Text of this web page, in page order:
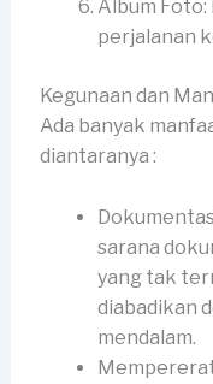
Album
perjalanan
Kegunaan dan
Ada banyak
diantaranya :
sarana
yang tak
diabadikan
mendalam.